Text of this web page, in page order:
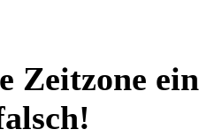
Zeitzone